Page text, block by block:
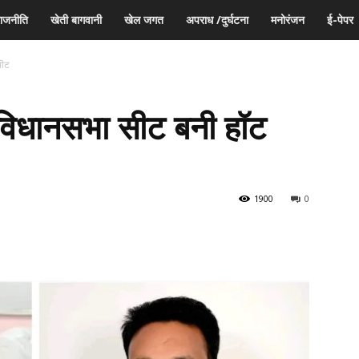
खेती बागवानी खेल जगत अपराध /दुर्घटना मनोरंजन ई-पेपर
सीट बनी हॉट
0
1900